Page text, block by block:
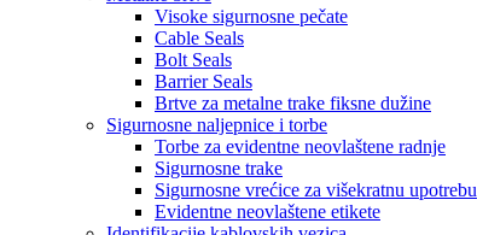
Visoke sigurnosne pečate
Cable Seals
Bolt Seals
Barrier Seals
Brtve za metalne trake fiksne dužine
Sigurnosne naljepnice i torbe
Torbe za evidentne neovlaštene radnje
Sigurnosne trake
Sigurnosne vrećice za višekratnu upotrebu
Evidentne neovlaštene etikete